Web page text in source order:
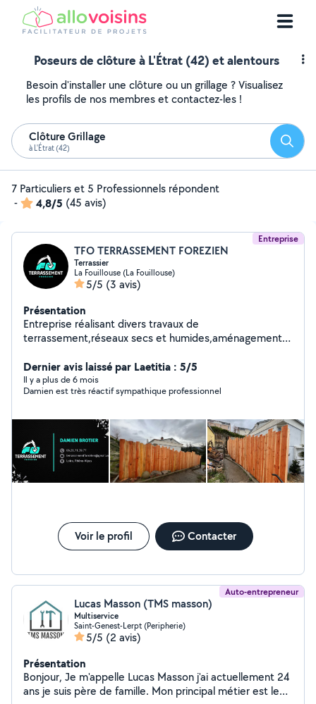
Poseurs de clôture à L'Étrat (42) et alentours
Besoin d'installer une clôture ou un grillage ? Visualisez
les profils de nos membres et contactez-les !
Clôture Grillage
à L'Étrat (42)
7 Particuliers et 5 Professionnels répondent
-
4,8/5 (45 avis)
Entreprise
TFO TERRASSEMENT FOREZIEN
Terrassier
La Fouillouse (La Fouillouse)
5/5 (3 avis)
Présentation
Entreprise réalisant divers travaux de
terrassement,réseaux secs et humides,aménagements
chauffeur. Nos coordonnées sont présentes dans les
photos.
Dernier avis laissé par Laetitia : 5/5
Il y a plus de 6 mois
Damien est très réactif sympathique professionnel
Voir le profil Contacter
Auto-entrepreneur
Lucas Masson (TMS masson)
Multiservice
Saint-Genest-Lerpt (Peripherie)
5/5 (2 avis)
Présentation
Bonjour, Je m'appelle Lucas Masson j'ai actuellement 24
ans je suis père de famille. Mon principal métier est le